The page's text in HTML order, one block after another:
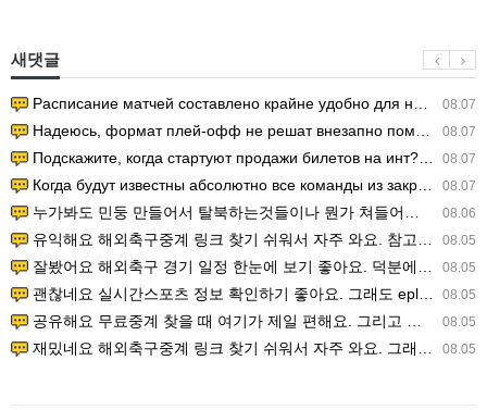
새댓글
08.07
Расписание матчей составлено крайне удобно для нашего часово…
08.07
Надеюсь, формат плей-офф не решат внезапно поменять. https:/…
08.07
Подскажите, когда стартуют продажи билетов на инт? https://g…
08.07
Когда будут известны абсолютно все команды из закрытых квали…
08.06
누가봐도 민둥 만들어서 탈북하는것들이나 뭔가 쳐들어오는 낌새를 미리 알아차리기 위함이지 저걸 전쟁준비라고 하…
08.05
유익해요 해외축구중계 링크 찾기 쉬워서 자주 와요. 참고로 무료스포츠중계 정보 확인할 때 출처 꼭 체크해요.…
08.05
잘봤어요 해외축구 경기 일정 한눈에 보기 좋아요. 덕분에 epl중계 볼 때 공식 중계 채널 먼저 찾아봐요. …
08.05
괜찮네요 실시간스포츠 정보 확인하기 좋아요. 그래도 epl중계 볼 때 공식 중계 채널 먼저 찾아봐요. 북마크…
08.05
공유해요 무료중계 찾을 때 여기가 제일 편해요. 그리고 무료스포츠중계 정보 확인할 때 출처 꼭 체크해요. 앞…
08.05
재밌네요 해외축구중계 링크 찾기 쉬워서 자주 와요. 그래서 해외축구중계도 정식 서비스로 봐야 안전해요. 다음…